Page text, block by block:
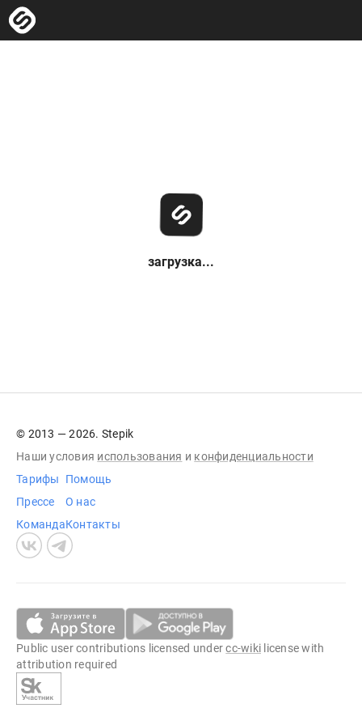
загрузка...
© 2013 — 2026. Stepik
Наши условия использования и конфиденциальности
Тарифы
Прессе
Команда
Помощь
О нас
Контакты
Public user contributions licensed undercc-wiki license with
attribution required